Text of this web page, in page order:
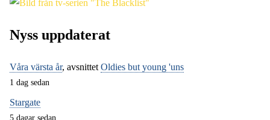
Nyss uppdaterat
Våra värsta år, avsnittet Oldies but young 'uns
1 dag sedan
Stargate
5 dagar sedan